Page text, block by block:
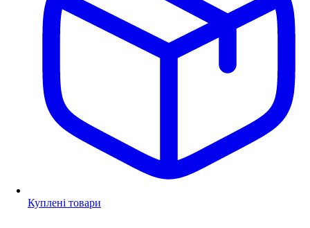
Куплені товари